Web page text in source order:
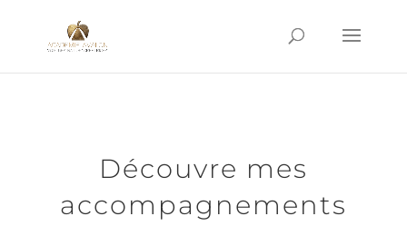
Découvre mes
accompagnements